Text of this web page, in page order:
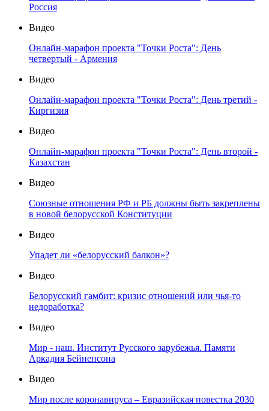
Россия
Видео
Онлайн-марафон проекта "Точки Роста": День
четвертый - Армения
Видео
Онлайн-марафон проекта "Точки Роста": День третий -
Киргизия
Видео
Онлайн-марафон проекта "Точки Роста": День второй -
Казахстан
Видео
Союзные отношения РФ и РБ должны быть закреплены
в новой белорусской Конституции
Видео
Упадет ли «белорусский балкон»?
Видео
Белорусский гамбит: кризис отношений или чья-то
недоработка?
Видео
Мир - наш. Институт Русского зарубежья. Памяти
Аркадия Бейненсона
Видео
Мир после коронавируса – Евразийская повестка 2030